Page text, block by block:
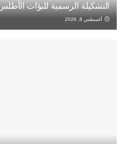
التشكيلة الرسمية للبؤات
أغسطس 8, 2026